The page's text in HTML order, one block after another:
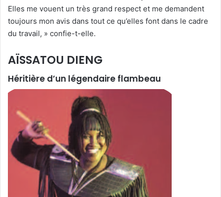
Elles me vouent un très grand respect et me demandent
toujours mon avis dans tout ce qu’elles font dans le cadre
du travail, » confie-t-elle.
AÏSSATOU DIENG
Héritière d’un légendaire flambeau